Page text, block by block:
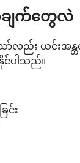
ချက်တွေလဲ
င်သော်လည်း
င်ပါသည်။
င်း